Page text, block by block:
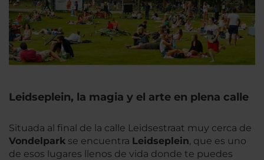
Leidseplein, la magia y el arte en plena calle
Situada al final de la calle Leidsestraat muy cerca de
Vondelpark se encuentra Leidseplein, que es uno
de esos lugares llenos de vida donde te puedes